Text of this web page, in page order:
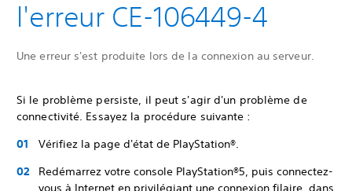
l'erreur CE-106449-4
Une erreur s'est produite lors de la connexion au serveur.
Si le problème persiste, il peut s'agir d'un problème de
connectivité. Essayez la procédure suivante :
Vérifiez la page d'état de PlayStation®.
Redémarrez votre console PlayStation®5, puis connectez-
vous à Internet en privilégiant une connexion filaire, dans